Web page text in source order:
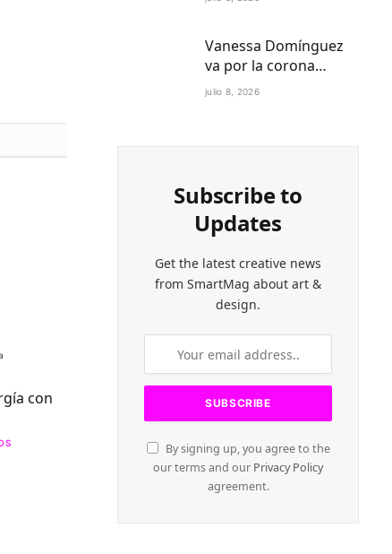
con
Vanessa Domínguez
va por la corona
internacional:
julio 8, 2026
Subscribe to
Updates
Get the latest creative news
from SmartMag about art &
design.
By signing up, you agree to the
our terms and our Privacy Policy
agreement.